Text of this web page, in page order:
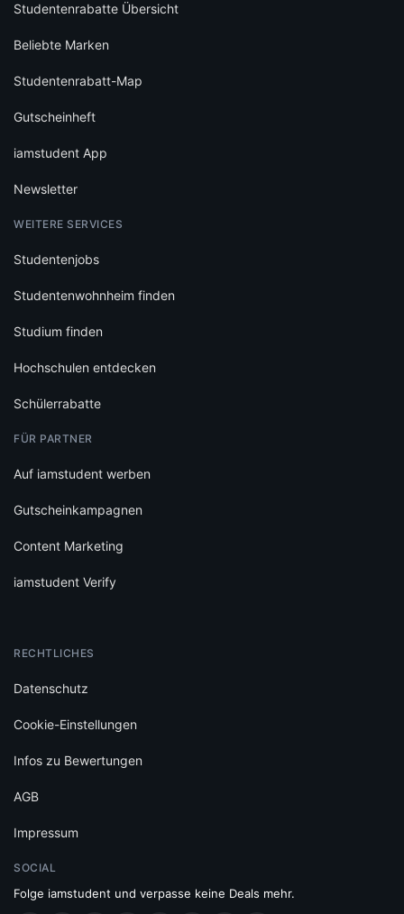
Studentenrabatte Übersicht
Beliebte Marken
Studentenrabatt-Map
Gutscheinheft
iamstudent App
Newsletter
WEITERE SERVICES
Studentenjobs
Studentenwohnheim finden
Studium finden
Hochschulen entdecken
Schülerrabatte
FÜR PARTNER
Auf iamstudent werben
Gutscheinkampagnen
Content Marketing
iamstudent Verify
RECHTLICHES
Datenschutz
Cookie-Einstellungen
Infos zu Bewertungen
AGB
Impressum
SOCIAL
Folge iamstudent und verpasse keine Deals mehr.